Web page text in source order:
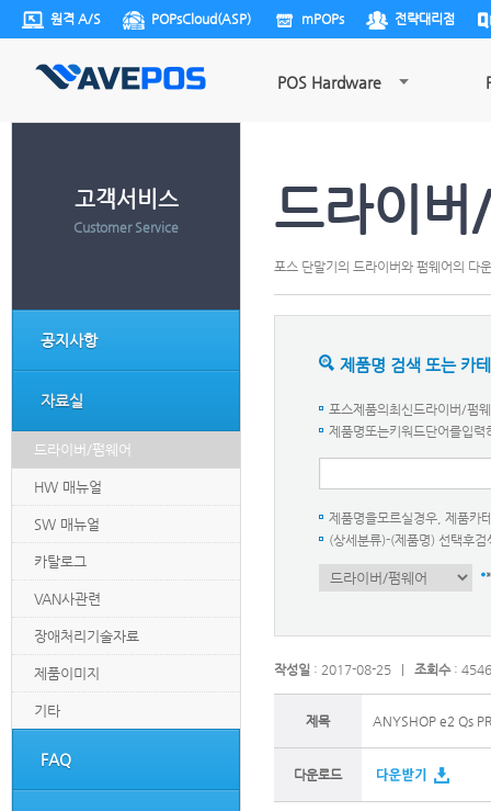
원격 A/S POPsCloud(ASP) mPOPs 전략대리점
POS Hardware
고객서비스
Customer Service
공지사항
자료실
드라이버/펌웨어
HW 매뉴얼
SW 매뉴얼
카탈로그
VAN사관련
장애처리기술자료
제품이미지
기타
FAQ
드라이버
포스 단말기의 드라이버와 펌웨어의 다
제품명 검색 또는 카
포스제품의최신드라이버/펌
제품명또는키워드단어를입
제품명을모르실경우, 제품카
(상세분류)-(제품명) 선택후
작성일 : 2017-08-25 | 조회수: 4546
제목 ANYSHOP e2 Qs
다운로드